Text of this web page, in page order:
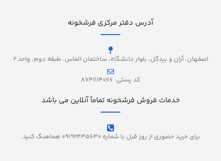
آدرس دفتر مرکزی فرشخونه
اصفهان، آران و بیدگل، بلوار دانشگاه، ساختمان الماس، طبقه دوم، واحد 2
کد پستی: 8741114066
خدمات فروش فرشخونه تماماً آنلاین می باشد
برای خرید حضوری از روز قبل با شماره 09192435630 هماهنگ کنید.